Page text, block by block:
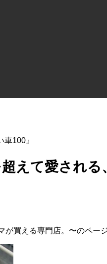
100』
えて愛される
買える専門店。〜のペー